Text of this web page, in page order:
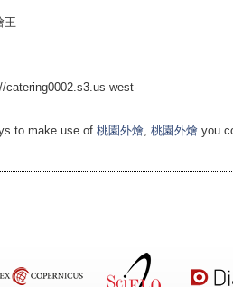
王
catering0002.s3.us-west-
to make use of 桃園外燴 桃園外燴 you